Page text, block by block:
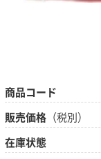
商品コード
販売価格（税別）
在庫状態